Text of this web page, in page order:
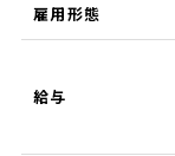
雇用形態
給与